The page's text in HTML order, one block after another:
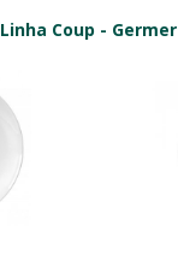
Linha Coup - Germer